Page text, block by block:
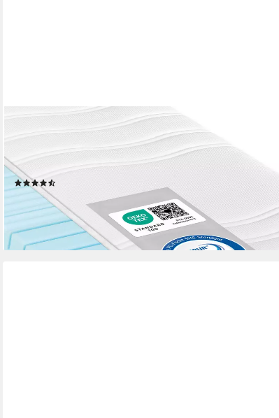
Kaltschaummatratze High Relax ergonomischer Schlaf wie
im Luxus-Hotel, 21 cm hoch, Qualität 100% Made in
Germany 80/90/100/140/160/180x200
ab 151,99 € 349,00 €
-56%
lieferbar - in 5-6 Werktagen bei dir